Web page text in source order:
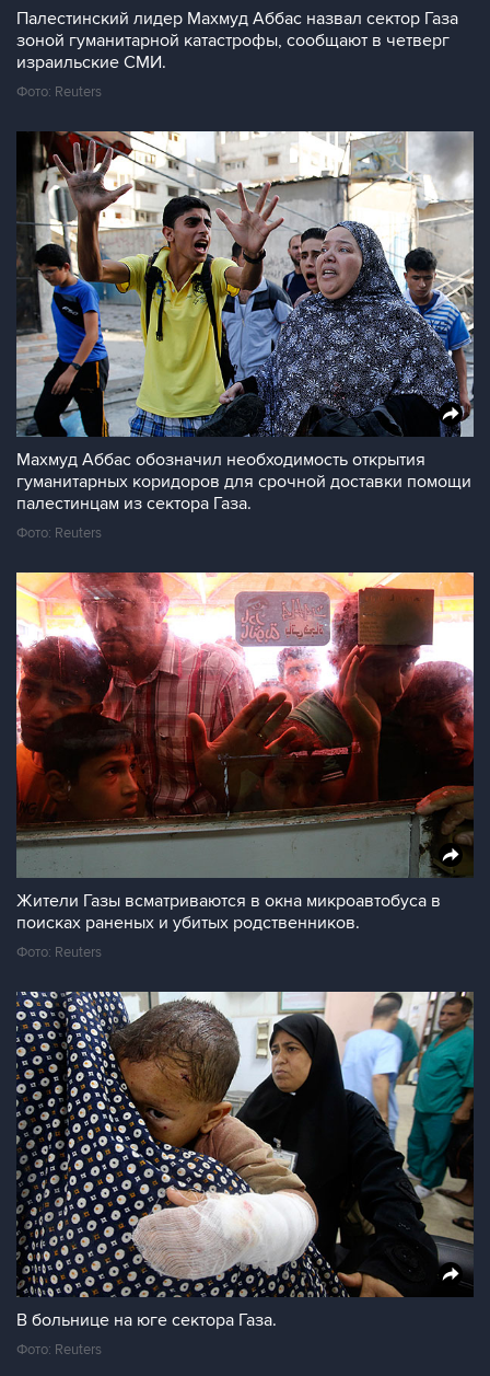
Палестинский лидер Махмуд Аббас назвал сектор Газа
зоной гуманитарной катастрофы, сообщают в четверг
израильские СМИ.
Фото: Reuters
Махмуд Аббас обозначил необходимость открытия
гуманитарных коридоров для срочной доставки помощи
палестинцам из сектора Газа.
Фото: Reuters
Жители Газы всматриваются в окна микроавтобуса в
поисках раненых и убитых родственников.
Фото: Reuters
В больнице на юге сектора Газа.
Фото: Reuters